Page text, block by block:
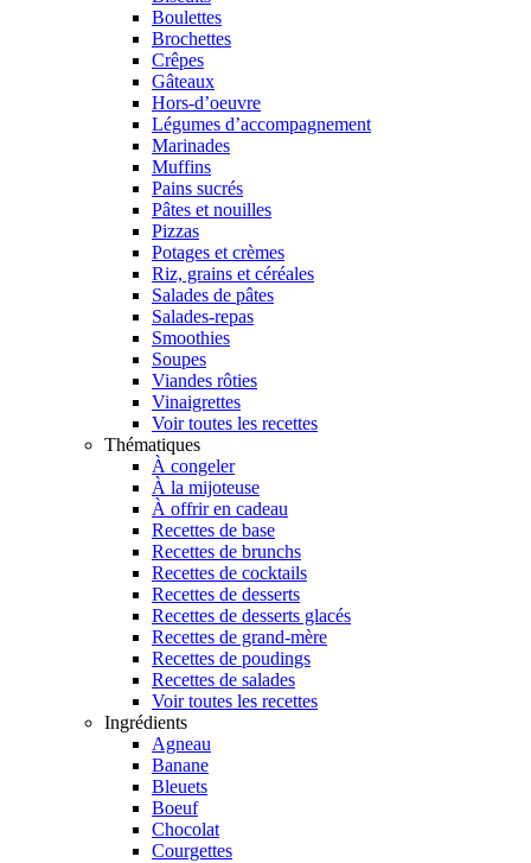
Boulettes
Brochettes
Crêpes
Gâteaux
Hors-d’oeuvre
Légumes d’accompagnement
Marinades
Muffins
Pains sucrés
Pâtes et nouilles
Pizzas
Potages et crèmes
Riz, grains et céréales
Salades de pâtes
Salades-repas
Smoothies
Soupes
Viandes rôties
Vinaigrettes
Voir toutes les recettes
Thématiques
À congeler
À la mijoteuse
À offrir en cadeau
Recettes de base
Recettes de brunchs
Recettes de cocktails
Recettes de desserts
Recettes de desserts glacés
Recettes de grand-mère
Recettes de poudings
Recettes de salades
Voir toutes les recettes
Ingrédients
Agneau
Banane
Bleuets
Boeuf
Chocolat
Courgettes